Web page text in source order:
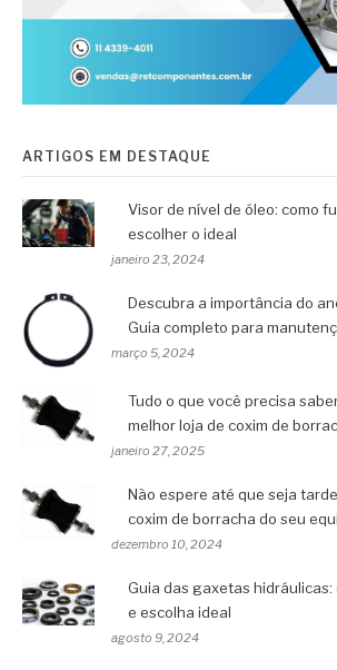
ARTIGOS EM DESTAQUE
Visor de nível de óleo: como
escolher o ideal
janeiro 23, 2024
Descubra a importância do
Guia completo para
março 5, 2024
Tudo o que você precisa
melhor loja de coxim de
janeiro 27, 2025
Não espere até que seja
coxim de borracha do seu
dezembro 10, 2024
Guia das gaxetas
e escolha ideal
agosto 9, 2024